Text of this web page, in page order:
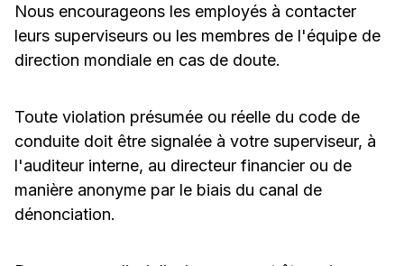
Nous encourageons les employés à contacter
leurs superviseurs ou les membres de l'équipe de
direction mondiale en cas de doute.
Toute violation présumée ou réelle du code de
conduite doit être signalée à votre superviseur, à
l'auditeur interne, au directeur financier ou de
manière anonyme par le biais du canal de
dénonciation.